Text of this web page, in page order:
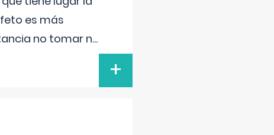
es más
no tomar n...
+